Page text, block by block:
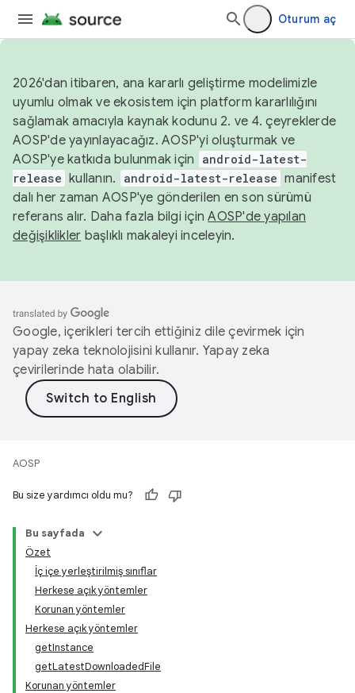
Oturum aç
2026'dan itibaren, ana kararlı geliştirme modelimizle
uyumlu olmak ve ekosistem için platform kararlılığını
sağlamak amacıyla kaynak kodunu 2. ve 4. çeyreklerde
AOSP'de yayınlayacağız. AOSP'yi oluşturmak ve
AOSP'ye katkıda bulunmak için
android-latest-
release kullanın. android-latest-release manifest
dalı her zaman AOSP'ye gönderilen en son sürümü
referans alır. Daha fazla bilgi içinAOSP'de yapılan
değişiklikler başlıklı makaleyi inceleyin.
Google, içerikleri tercih ettiğiniz dile çevirmek için
yapay zeka teknolojisini kullanır. Yapay zeka
çevirilerinde hata olabilir.
AOSP
Bu size yardımcı oldu mu?
Bu sayfada
Özet
İç içe yerleştirilmiş sınıflar
Herkese açık yöntemler
Korunan yöntemler
Herkese açık yöntemler
getInstance
getLatestDownloadedFile
Korunan yöntemler